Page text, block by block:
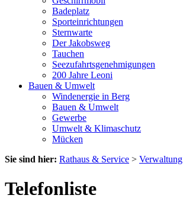
Badeplatz
Sporteinrichtungen
Sternwarte
Der Jakobsweg
Tauchen
Seezufahrtsgenehmigungen
200 Jahre Leoni
Bauen & Umwelt
Windenergie in Berg
Bauen & Umwelt
Gewerbe
Umwelt & Klimaschutz
Mücken
Sie sind hier: Rathaus & Service > Verwaltung
Telefonliste